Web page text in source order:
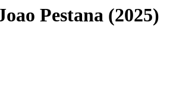
Pestana (2025)